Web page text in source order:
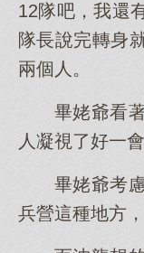
12隊吧，我還
隊長說完轉身
兩個人。
畢姥爺看
人凝視了好一
畢姥爺考
兵營這種地方